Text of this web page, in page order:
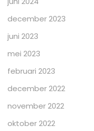
december 2023
juni 2023
mei 2023
februari 2023
december 2022
november 2022
oktober 2022